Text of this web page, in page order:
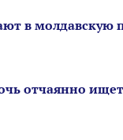
в молдавскую
отчаянно